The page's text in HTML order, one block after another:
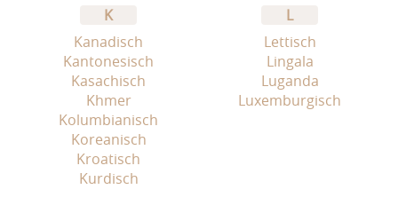
K
Kanadisch
Kantonesisch
Kasachisch
Khmer
Kolumbianisch
Koreanisch
Kroatisch
Kurdisch
L
Lettisch
Lingala
Luganda
Luxemburgisch